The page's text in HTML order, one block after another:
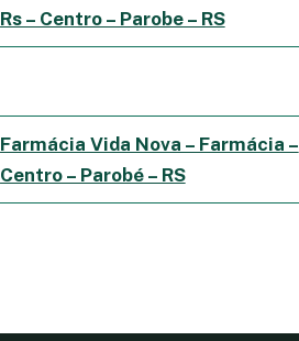
Rs – Centro – Parobe – RS
Farmácia Vida Nova – Farmácia –
Centro – Parobé – RS